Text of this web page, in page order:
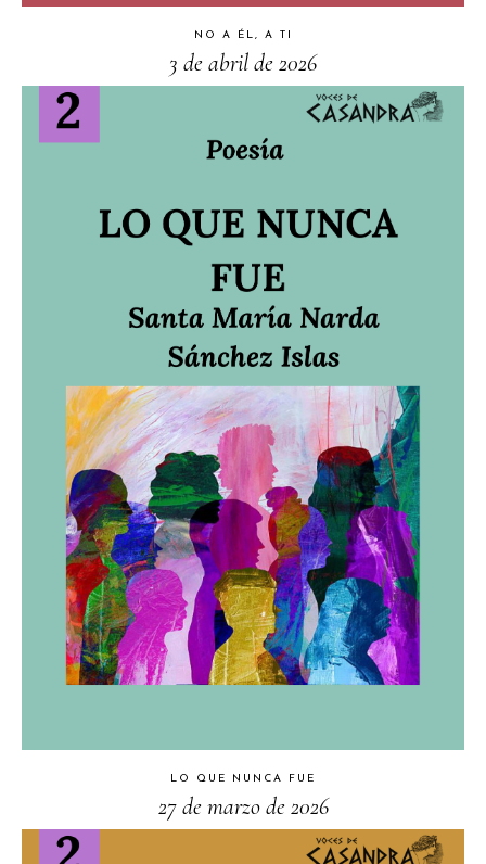
NO A ÉL, A TI
3 de abril de 2026
LO QUE NUNCA FUE
27 de marzo de 2026